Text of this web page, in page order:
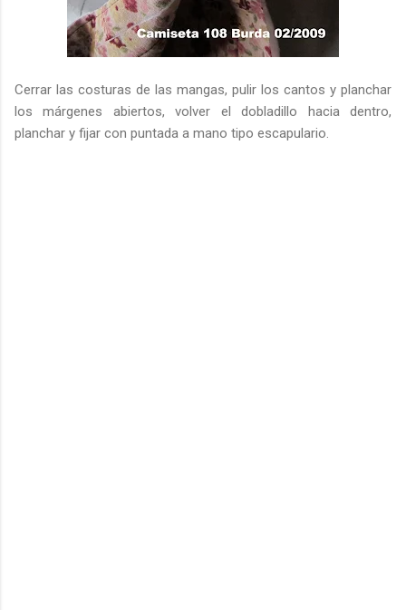
Cerrar las costuras de las mangas, pulir los cantos y planchar
los márgenes abiertos, volver el dobladillo hacia dentro,
planchar y fijar con puntada a mano tipo escapulario.